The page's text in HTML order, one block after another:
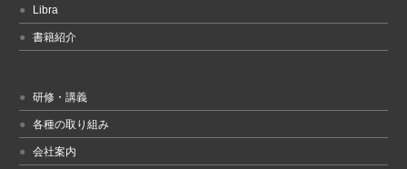
Libra
書籍紹介
研修・講義
各種の取り組み
会社案内